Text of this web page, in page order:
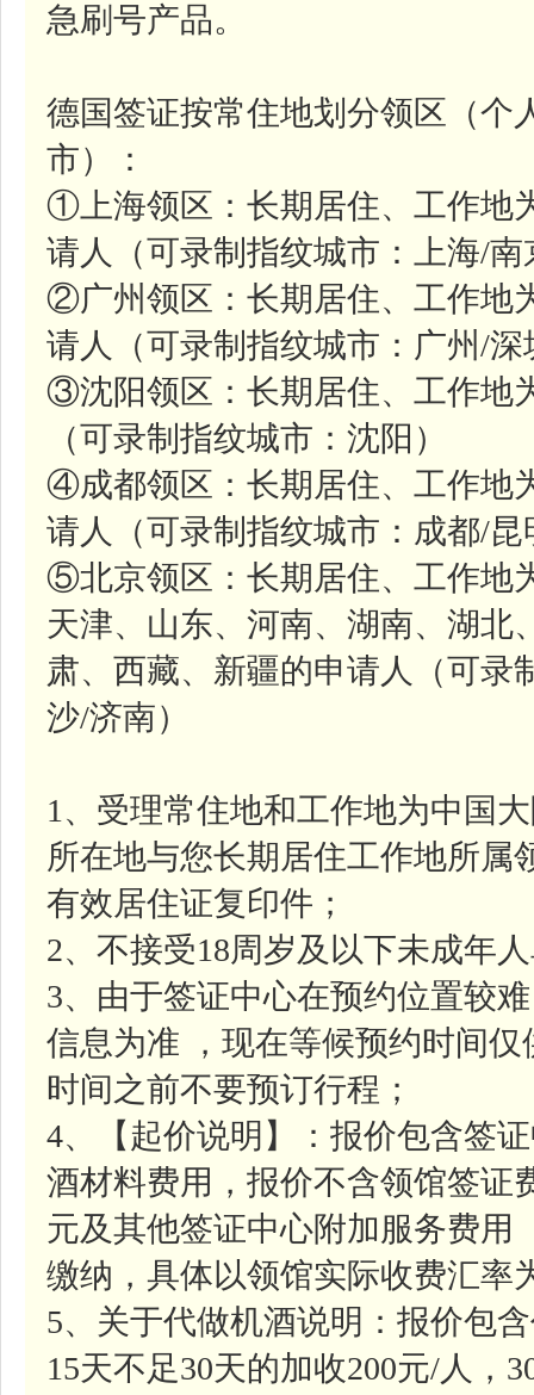
急刷号产品。
德国签证按常住地划分领区（个
市）：
①上海领区：长期居住、工作地
请人（可录制指纹城市：上海/南
②广州领区：长期居住、工作地
请人（可录制指纹城市：广州/深
③沈阳领区：长期居住、工作地
（可录制指纹城市：沈阳）
④成都领区：长期居住、工作地
请人（可录制指纹城市：成都/昆
⑤北京领区：长期居住、工作地
天津、山东、河南、湖南、湖北
肃、西藏、新疆的申请人（可录
沙/济南）
1、受理常住地和工作地为中国
所在地与您长期居住工作地所属
有效居住证复印件；
2、不接受18周岁及以下未成年
3、由于签证中心在预约位置较
信息为准 ，现在等候预约时间
时间之前不要预订行程；
4、【起价说明】：报价包含签
酒材料费用，报价不含领馆签证
元及其他签证中心附加服务费用
缴纳，具体以领馆实际收费汇率
5、关于代做机酒说明：报价包
15天不足30天的加收200元/人，